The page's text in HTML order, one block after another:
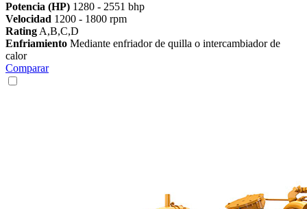
Potencia (HP) 1280 - 2551 bhp
Velocidad 1200 - 1800 rpm
Rating A,B,C,D
Enfriamiento Mediante enfriador de quilla o intercambiador de
calor
Comparar